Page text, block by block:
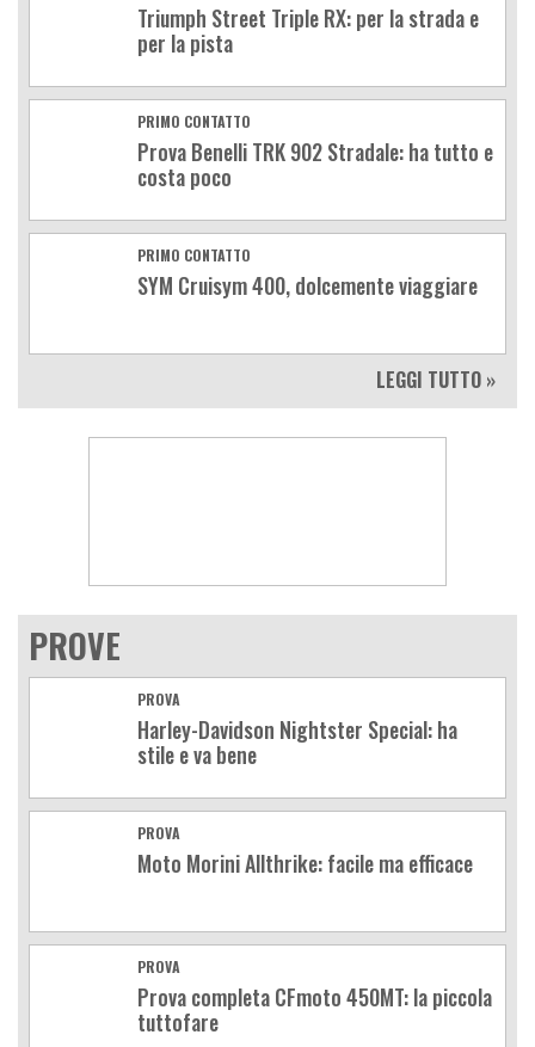
Triumph Street Triple RX: per la strada e
per la pista
PRIMO CONTATTO
Prova Benelli TRK 902 Stradale: ha tutto e
costa poco
PRIMO CONTATTO
SYM Cruisym 400, dolcemente viaggiare
LEGGI TUTTO »
PROVE
PROVA
Harley-Davidson Nightster Special: ha
stile e va bene
PROVA
Moto Morini Allthrike: facile ma efficace
PROVA
Prova completa CFmoto 450MT: la piccola
tuttofare